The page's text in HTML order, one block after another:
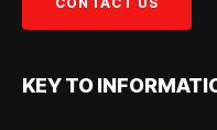
KEY TO